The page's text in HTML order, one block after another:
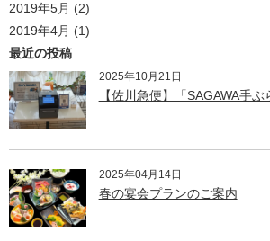
2019年5月 (2)
2019年4月 (1)
最近の投稿
2025年10月21日
【佐川急便】「SAGAWA手
2025年04月14日
春の宴会プランのご案内